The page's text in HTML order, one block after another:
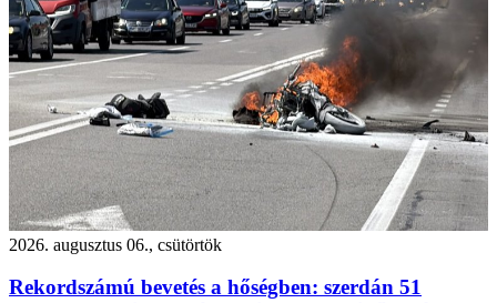
2026. augusztus 06., csütörtök
Rekordszámú bevetés a hőségben: szerdán 51